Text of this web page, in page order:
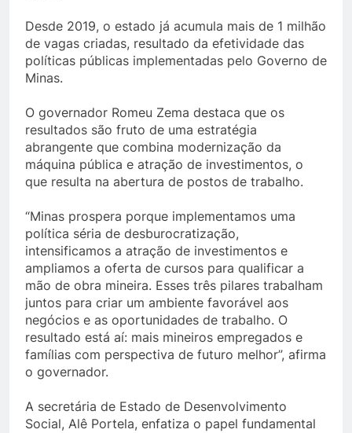
Desde 2019, o estado já acumula mais de 1 milhão
de vagas criadas, resultado da efetividade das
políticas públicas implementadas pelo Governo de
Minas.
O governador Romeu Zema destaca que os
resultados são fruto de uma estratégia
abrangente que combina modernização da
máquina pública e atração de investimentos, o
que resulta na abertura de postos de trabalho.
“Minas prospera porque implementamos uma
política séria de desburocratização,
intensificamos a atração de investimentos e
ampliamos a oferta de cursos para qualificar a
mão de obra mineira. Esses três pilares trabalham
juntos para criar um ambiente favorável aos
negócios e as oportunidades de trabalho. O
resultado está aí: mais mineiros empregados e
famílias com perspectiva de futuro melhor”, afirma
o governador.
A secretária de Estado de Desenvolvimento
Social, Alê Portela, enfatiza o papel fundamental